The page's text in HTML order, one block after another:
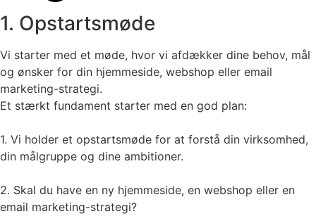
1. Opstartsmøde
Vi starter med et møde, hvor vi afdækker dine behov, mål
og ønsker for din hjemmeside, webshop eller email
marketing-strategi.
Et stærkt fundament starter med en god plan:
1. Vi holder et opstartsmøde for at forstå din virksomhed,
din målgruppe og dine ambitioner.
2. Skal du have en ny hjemmeside, en webshop eller en
email marketing-strategi?